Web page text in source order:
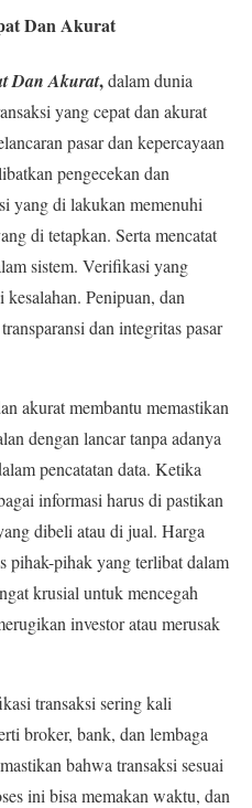
Dan Akurat
Dan Akurat,dalam dunia
yang cepat dan akurat
pasar dan kepercayaan
pengecekan dan
yang di lakukan memenuhi
di tetapkan. Serta mencatat
sistem. Verifikasi yang
Penipuan, dan
dan integritas pasar
akurat membantu memastikan
dengan lancar tanpa adanya
pencatatan data. Ketika
informasi harus di pastikan
dibeli atau di jual. Harga
pihak-pihak yang terlibat dalam
krusial untuk mencegah
investor atau merusak
transaksi sering kali
broker, bank, dan lembaga
bahwa transaksi sesuai
ini bisa memakan waktu, dan